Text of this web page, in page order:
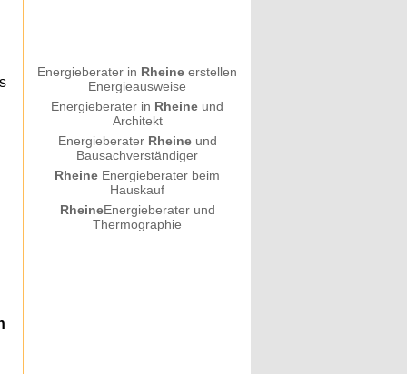
Energieberater in Rheine erstellen
Energieausweise
Energieberater in Rheine und
Architekt
Energieberater Rheineund
Bausachverständiger
Rheine Energieberater beim
Hauskauf
RheineEnergieberater und
Thermographie